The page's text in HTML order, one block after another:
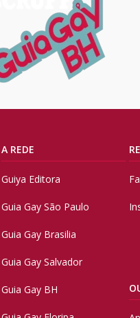
A REDE
Guiya Editora
Guia Gay São Paulo
Guia Gay Brasilia
Guia Gay Salvador
Guia Gay BH